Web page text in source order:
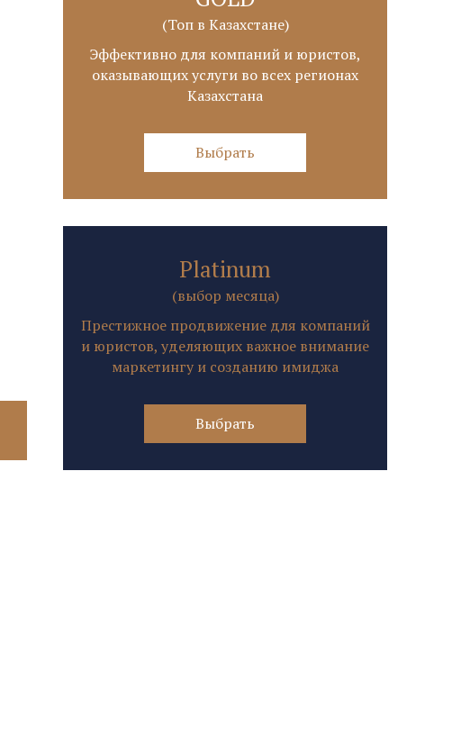
(Топ в Казахстане)
Эффективно для компаний и юристов,
оказывающих услуги во всех регионах
Казахстана
Выбрать
Platinum
(выбор месяца)
Престижное продвижение для компаний
и юристов, уделяющих важное внимание
маркетингу и созданию имиджа
Выбрать